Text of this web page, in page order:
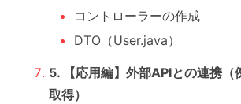
コントローラーの作成
DTO（User.java）
5. 【応用編】外部APIとの連携（
取得）